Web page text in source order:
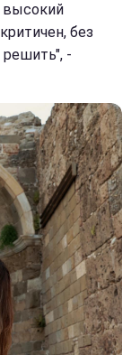
высокий
без
-